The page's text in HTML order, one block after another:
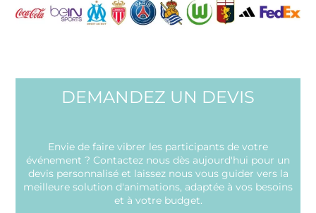
DEMANDEZ UN DEVIS
Envie de faire vibrer les participants de votre
événement ? Contactez nous dès aujourd'hui pour un
devis personnalisé et laissez nous vous guider vers la
meilleure solution d'animations, adaptée à vos besoins
et à votre budget.